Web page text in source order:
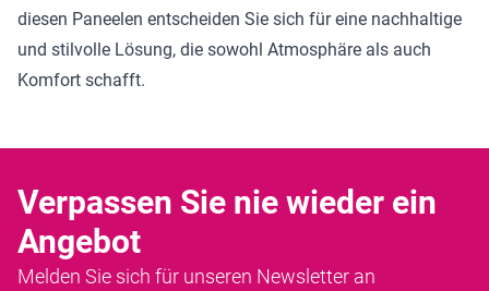
diesen Paneelen entscheiden Sie sich für eine nachhaltige
und stilvolle Lösung, die sowohl Atmosphäre als auch
Komfort schafft.
Verpassen Sie nie wieder ein
Angebot
Melden Sie sich für unseren Newsletter an